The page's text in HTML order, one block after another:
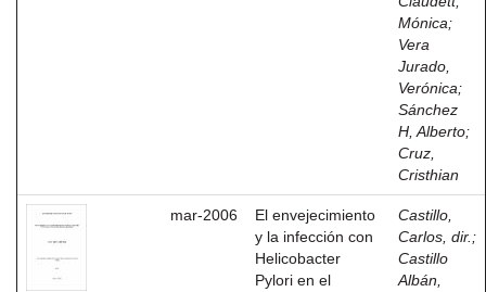
Mónica;
Vera
Jurado,
Verónica;
Sánchez
H, Alberto;
Cruz,
Cristhian
mar-2006
El envejecimiento
y la infección con
Helicobacter
Pylori en el
Castillo,
Carlos, dir. ;
Castillo
Albán,